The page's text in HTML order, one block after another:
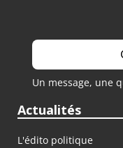
Un message, une
Actualités
L'édito politique